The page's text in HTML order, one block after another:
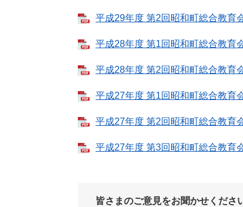
平成29年度 第2回昭和町総合教育
平成28年度 第1回昭和町総合教育
平成28年度 第2回昭和町総合教育
平成27年度 第1回昭和町総合教育
平成27年度 第2回昭和町総合教育
平成27年度 第3回昭和町総合教育
皆さまのご意見をお聞かせくださ